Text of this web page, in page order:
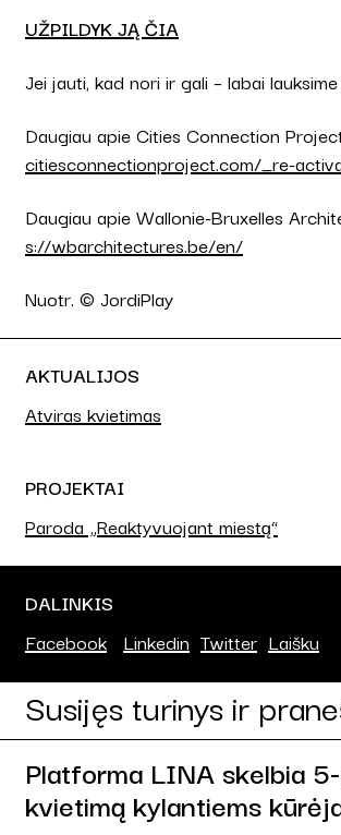
AKTUALIJOS
Atviras kvietimas
PROJEKTAI
Paroda „Reaktyvuojant miestą“
DALINKIS
Facebook Linkedin Twitter Laišku
UŽPILDYK JĄ ČIA
Jei jauti, kad nori ir gali – labai
Daugiau apie Cities Connection
citiesconnectionproject.com/_re-
Daugiau apie Wallonie-Bruxelles
s://wbarchitectures.be/en/
Nuotr. © JordiPlay
Susijęs turinys ir
Platforma LINA skelbia
kvietimą kylantiems